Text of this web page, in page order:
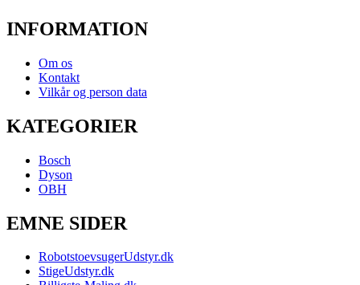
INFORMATION
Om os
Kontakt
Vilkår og person data
KATEGORIER
Bosch
Dyson
OBH
EMNE SIDER
RobotstoevsugerUdstyr.dk
StigeUdstyr.dk